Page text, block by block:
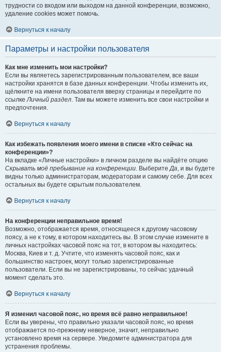
трудности со входом или выходом на данной конференции, возможно,
удаление cookies может помочь.
Вернуться к началу
Параметры и настройки пользователя
Как мне изменить мои настройки?
Если вы являетесь зарегистрированным пользователем, все ваши
настройки хранятся в базе данных конференции. Чтобы изменить их,
щёлкните на имени пользователя вверху страницы и перейдите по
ссылкеЛичный раздел. Там вы можете изменить все свои настройки и
предпочтения.
Вернуться к началу
Как избежать появления моего имени в списке «Кто сейчас на
конференции»?
На вкладке «Личные настройки» в личном разделе вы найдёте опцию
Скрывать моё пребывание на конференции. ВыберитеДа, и вы будете
видны только администраторам, модераторам и самому себе. Для всех
остальных вы будете скрытым пользователем.
Вернуться к началу
На конференции неправильное время!
Возможно, отображается время, относящееся к другому часовому
поясу, а не к тому, в котором находитесь вы. В этом случае измените в
личных настройках часовой пояс на тот, в котором вы находитесь:
Москва, Киев и т. д. Учтите, что изменять часовой пояс, как и
большинство настроек, могут только зарегистрированные
пользователи. Если вы не зарегистрированы, то сейчас удачный
момент сделать это.
Вернуться к началу
Я изменил часовой пояс, но время всё равно неправильное!
Если вы уверены, что правильно указали часовой пояс, но время
отображается по-прежнему неверное, значит, неправильно
установлено время на сервере. Уведомите администратора для
устранения проблемы.